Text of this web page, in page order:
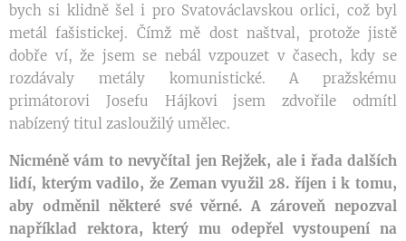
bych si klidně šel i pro Svatováclavskou orlici, což byl
metál fašistickej. Čímž mě dost naštval, protože jistě
dobře ví, že jsem se nebál vzpouzet v časech, kdy se
rozdávaly metály komunistické. A pražskému
primátorovi Josefu Hájkovi jsem zdvořile odmítl
nabízený titul zasloužilý umělec.
Nicméně vám to nevyčítal jen Rejžek, ale i řada dalších
lidí, kterým vadilo, že Zeman využil 28. říjen i k tomu,
aby odměnil některé své věrné. A zároveň nepozval
například rektora, který mu odepřel vystoupení na